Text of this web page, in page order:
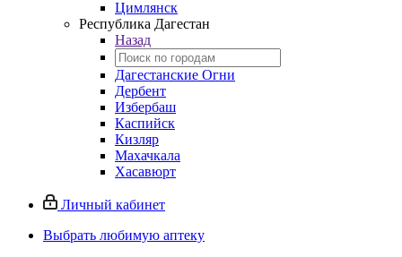
Цимлянск
Республика Дагестан
Назад
Дагестанские Огни
Дербент
Избербаш
Каспийск
Кизляр
Махачкала
Хасавюрт
Личный кабинет
Выбрать любимую аптеку